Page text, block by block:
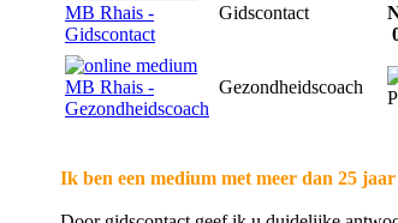
Gidscontact
Gezondheidscoach
Ik ben een medium met meer dan 25